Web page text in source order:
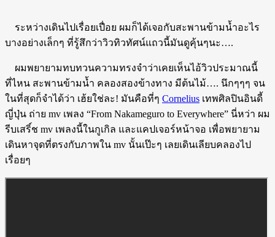
ระหว่างเดินไปเรื่อยเปื่อย ผมก็ได้เจอกับสะพานข้ามน้ำอะไร
บางอย่างเล็กๆ ที่รู้สึกว่าวิวทิวทัศน์แถวนี้มันดูคุ้นๆนะ….
ผมพยายามทบทวนความทรงจำว่าเคยเห็นไอ้วิวประมาณนี้
ที่ไหน สะพานข้ามน้ำ คลองสองข้างทาง มีต้นไม้…. นึกๆๆๆ จน
ในที่สุดก็จำได้ว่า เฮ้ยใช่ละ! มันคือที่ๆ Cornelius เทพศิลปินอินดี้
ญี่ปุ่น ถ่าย mv เพลง “From Nakameguro to Everywhere” นี่หว่า ผม
รีบเสริ์ช mv เพลงนี้ในกูเกิล และแคปเจอร์หน้าจอ เพื่อพยายาม
เดินหาจุดที่ตรงกับภาพใน mv นั้นเป๊ะๆ เลยเดินเลียบคลองไป
เรื่อยๆ